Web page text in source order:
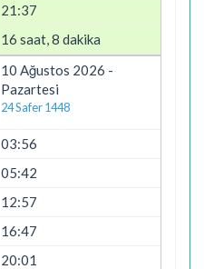
21:37
16 saat, 8 dakika
10 Ağustos 2026 -
Pazartesi
24 Safer 1448
03:56
05:42
12:57
16:47
20:01